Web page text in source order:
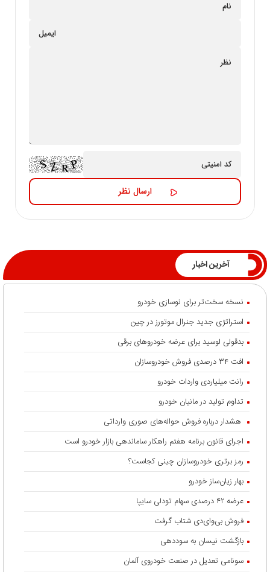
آخرین اخبار
نسخه سخت‌تر برای نوسازی خودرو
استراتژی جدید جنرال موتورز در چین
بدقولی لوسید برای عرضه خودروهای برقی
افت ۳۴ درصدی فروش خودروسازان
رانت میلیاردی واردات خودرو
تداوم تولید در مانیان خودرو
هشدار درباره فروش حواله‌های صوری وارداتی
اجرای قانون برنامه هفتم راهکار ساماندهی بازار خودرو است
رمز برتری خودروسازان چینی کجاست؟
بهار زیان‌ساز خودرو
عرضه ۴۲ درصدی سهام تودلی سایپا
فروش بی‌وای‌دی شتاب گرفت
بازگشت نیسان به سوددهی
سونامی تعدیل در صنعت خودروی آلمان